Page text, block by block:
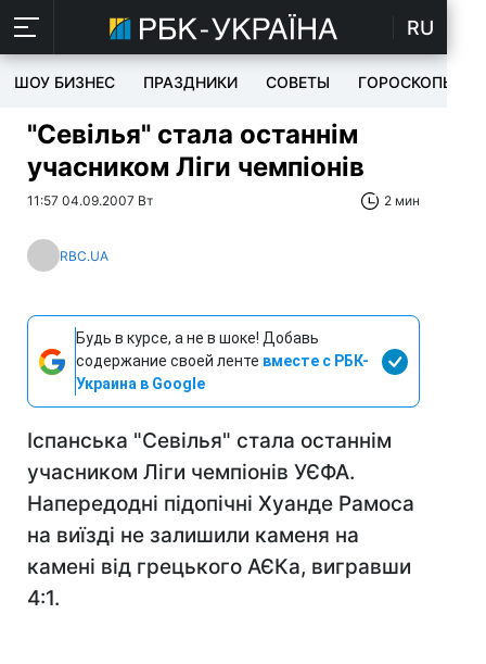
RU
ШОУ БИЗНЕС ПРАЗДНИКИ СОВЕТЫ ГОРОСКОПЫ
"Севілья" стала останнім
учасником Ліги чемпіонів
11:57 04.09.2007 Вт 2 мин
RBC.UA
Будь в курсе, а не в шоке! Добавь
содержание своей ленте вместе с РБК-
Украина в Google
Іспанська "Севілья" стала останнім
учасником Ліги чемпіонів УЄФА.
Напередодні підопічні Хуанде Рамоса
на виїзді не залишили каменя на
камені від грецького АЄКа, вигравши
4:1.